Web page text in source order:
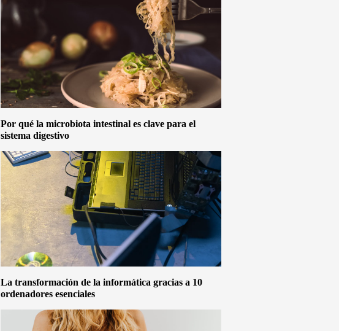
Por qué la microbiota intestinal es clave para el
sistema digestivo
La transformación de la informática gracias a 10
ordenadores esenciales